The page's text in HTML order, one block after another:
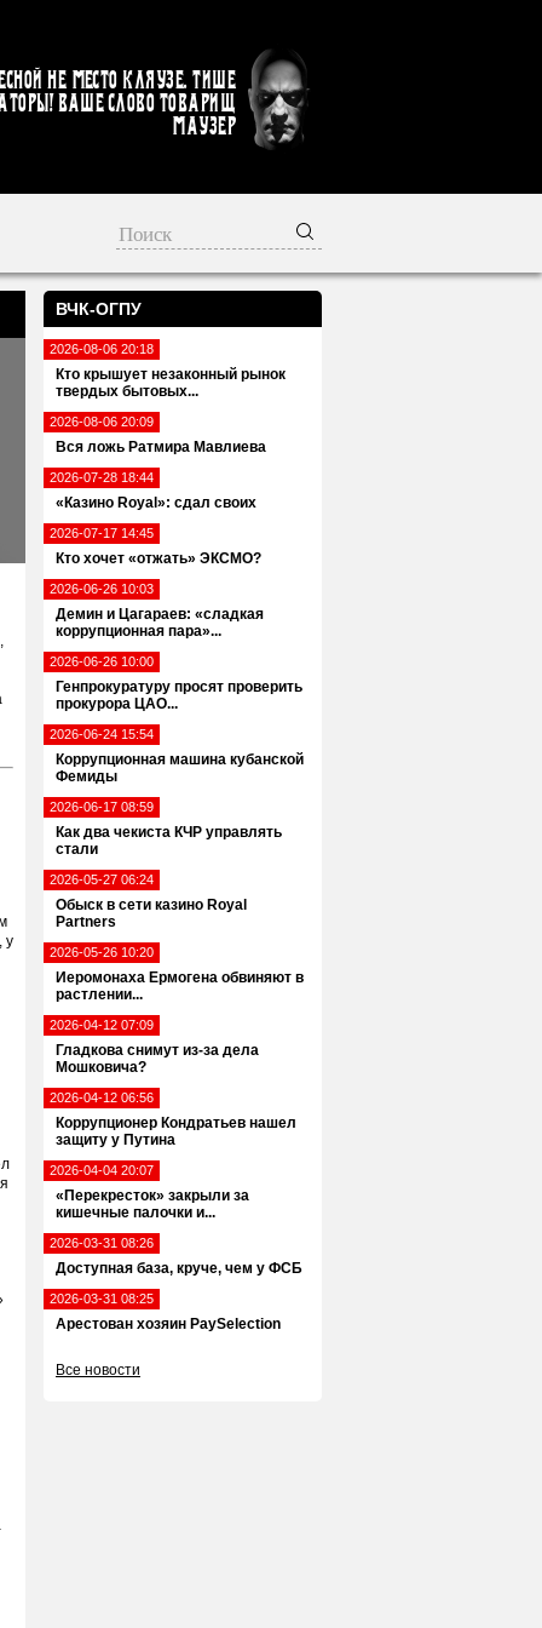
не место кляузе. Тише
Ваше слово товарищ
Маузер
ВЧК-ОГПУ
2026-08-06 20:18
Кто крышует незаконный рынок
твердых бытовых...
2026-08-06 20:09
Вся ложь Ратмира Мавлиева
2026-07-28 18:44
«Казино Royal»: сдал своих
2026-07-17 14:45
Кто хочет «отжать» ЭКСМО?
2026-06-26 10:03
Демин и Цагараев: «сладкая
коррупционная пара»...
2026-06-26 10:00
Генпрокуратуру просят проверить
прокурора ЦАО...
2026-06-24 15:54
Коррупционная машина кубанской
Фемиды
2026-06-17 08:59
Как два чекиста КЧР управлять
стали
2026-05-27 06:24
Обыск в сети казино Royal
Partners
2026-05-26 10:20
Иеромонаха Ермогена обвиняют в
растлении...
2026-04-12 07:09
Гладкова снимут из-за дела
Мошковича?
2026-04-12 06:56
Коррупционер Кондратьев нашел
защиту у Путина
2026-04-04 20:07
«Перекресток» закрыли за
кишечные палочки и...
2026-03-31 08:26
Доступная база, круче, чем у ФСБ
2026-03-31 08:25
Арестован хозяин PaySelection
Все новости
у